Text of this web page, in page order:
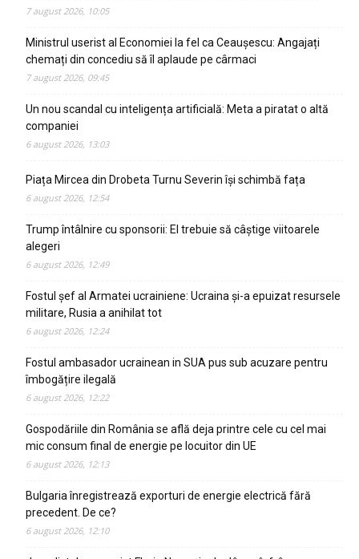
7 august 2026, 10:05
Ministrul userist al Economiei la fel ca Ceaușescu: Angajați
chemați din concediu să îl aplaude pe cârmaci
7 august 2026, 09:45
Un nou scandal cu inteligența artificială: Meta a piratat o altă
companiei
6 august 2026, 13:03
Piața Mircea din Drobeta Turnu Severin își schimbă fața
6 august 2026, 12:54
Trump întâlnire cu sponsorii: El trebuie să câștige viitoarele
alegeri
6 august 2026, 12:49
Fostul șef al Armatei ucrainiene: Ucraina și-a epuizat resursele
militare, Rusia a anihilat tot
6 august 2026, 12:24
Fostul ambasador ucrainean in SUA pus sub acuzare pentru
îmbogățire ilegală
6 august 2026, 12:22
Gospodăriile din România se află deja printre cele cu cel mai
mic consum final de energie pe locuitor din UE
6 august 2026, 12:13
Bulgaria înregistrează exporturi de energie electrică fără
precedent. De ce?
6 august 2026, 12:10